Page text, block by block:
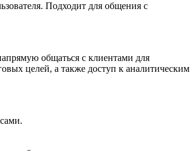
Подходит для общения с
общаться с клиентами для
целей, а также доступ к аналитическим